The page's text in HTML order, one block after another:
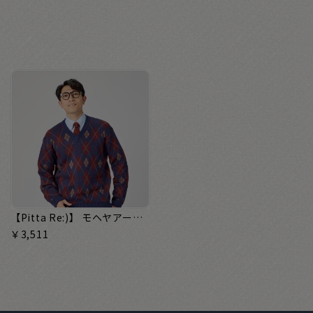
【Pitta Re:)】 モヘヤアーガイルセーター メンズ
￥3,511